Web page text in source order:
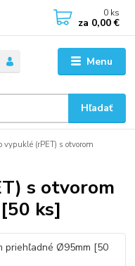
Menu
Hľadať
0 ks
za 0,00 €
vypuklé (rPET) s otvorom
s otvorom
ks]